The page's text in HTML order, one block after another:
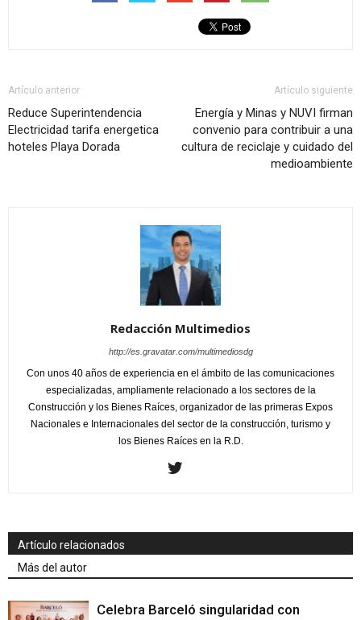
Artículo anterior
Reduce Superintendencia
Electricidad tarifa energetica
hoteles Playa Dorada
Artículo siguiente
Energía y Minas y NUVI firman
convenio para contribuir a una
cultura de reciclaje y cuidado del
medioambiente
Redacción Multimedios
http://es.gravatar.com/multimediosdg
Con unos 40 años de experiencia en el ámbito de las comunicaciones
especializadas, ampliamente relacionado a los sectores de la
Construcción y los Bienes Raíces, organizador de las primeras Expos
Nacionales e Internacionales del sector de la construcción, turismo y
los Bienes Raíces en la R.D.
Artículo relacionados
Más del autor
Celebra Barceló singularidad con